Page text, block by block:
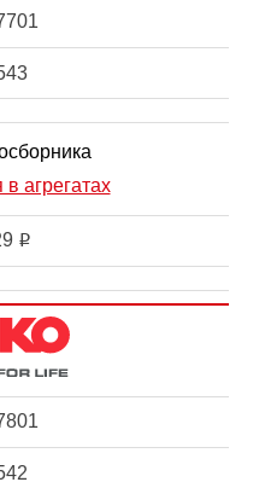
в агрегатах
i